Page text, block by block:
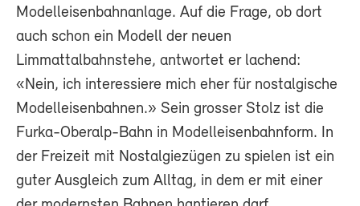
Modelleisenbahnanlage. Auf die Frage, ob dort
auch schon ein Modell der neuen
Limmattalbahnstehe, antwortet er lachend:
«Nein, ich interessiere mich eher für nostalgische
Modelleisenbahnen.» Sein grosser Stolz ist die
Furka-Oberalp-Bahn in Modelleisenbahnform. In
der Freizeit mit Nostalgiezügen zu spielen ist ein
guter Ausgleich zum Alltag, in dem er mit einer